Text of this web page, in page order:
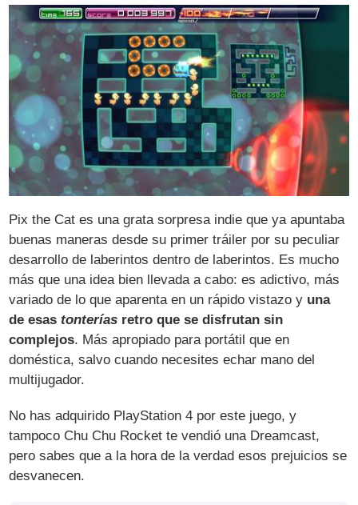
Pix the Cat es una grata sorpresa indie que ya apuntaba
buenas maneras desde su primer tráiler por su peculiar
desarrollo de laberintos dentro de laberintos. Es mucho
más que una idea bien llevada a cabo: es adictivo, más
variado de lo que aparenta en un rápido vistazo y una
de esastonterías retro que se disfrutan sin
complejos. Más apropiado para portátil que en
doméstica, salvo cuando necesites echar mano del
multijugador.
No has adquirido PlayStation 4 por este juego, y
tampoco Chu Chu Rocket te vendió una Dreamcast,
pero sabes que a la hora de la verdad esos prejuicios se
desvanecen.